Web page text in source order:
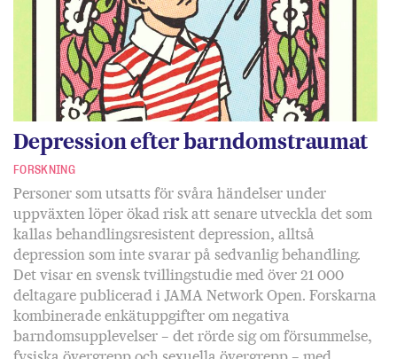
Depression efter barndomstraumat
FORSKNING
Personer som utsatts för svåra händelser under
uppväxten löper ökad risk att senare utveckla det som
kallas behandlingsresistent depression, alltså
depression som inte svarar på sedvanlig behandling.
Det visar en svensk tvillingstudie med över 21 000
deltagare publicerad i JAMA Network Open. Forskarna
kombinerade enkätuppgifter om negativa
barndomsupplevelser – det rörde sig om försummelse,